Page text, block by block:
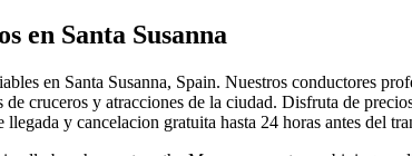
en Santa Susanna
en Santa Susanna, Spain. Nuestros conductores
de cruceros y atracciones de la ciudad. Disfruta de
y cancelacion gratuita hasta 24 horas antes del